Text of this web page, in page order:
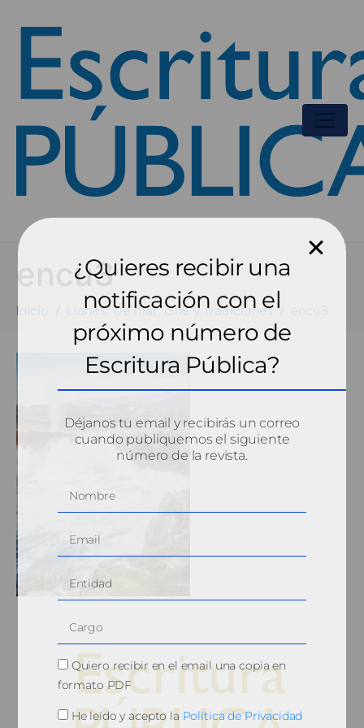
encu3
Inicio Llanes. De mar, cine y tradiciones
¿Quieres recibir una
notificación con el
próximo número de
Escritura Pública?
Déjanos tu email y recibirás un correo
cuando publiquemos el siguiente
número de la revista.
Quiero recibir en el email una copia en
formato PDF
He leído y acepto la Política de Privacidad